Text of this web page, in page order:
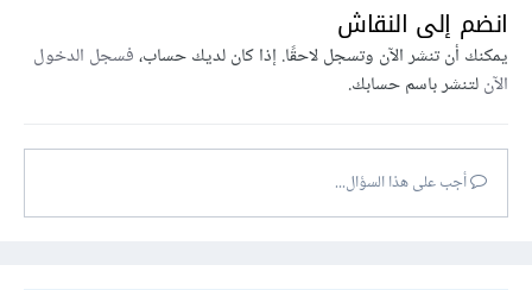
انضم إلى النقاش
يمكنك أن تنشر الآن وتسجل لاحقًا. إذا كان لديك حساب،فسجل الدخول
الآنلتنشر باسم حسابك.
أجب على هذا السؤال...